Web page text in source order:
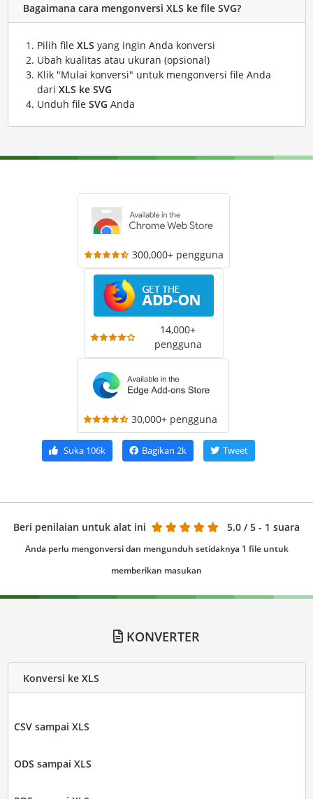
Bagaimana cara mengonversi XLS ke file SVG?
Pilih file XLS yang ingin Anda konversi
Ubah kualitas atau ukuran (opsional)
Klik "Mulai konversi" untuk mengonversi file Anda
dari XLS ke SVG
Unduh file SVG Anda
300,000+ pengguna
14,000+
pengguna
30,000+ pengguna
Suka106k Bagikan 2k Tweet
Beri penilaian untuk alat ini 5.0 / 5 - 1 suara
Anda perlu mengonversi dan mengunduh setidaknya 1 file untuk
memberikan masukan
KONVERTER
Konversi ke XLS
CSV sampai XLS
ODS sampai XLS